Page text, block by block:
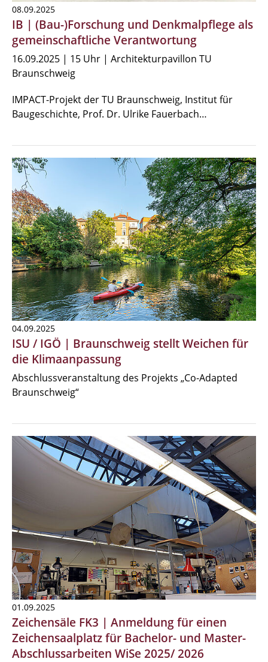
08.09.2025
IB | (Bau-)Forschung und Denkmalpflege als
gemeinschaftliche Verantwortung
16.09.2025 | 15 Uhr | Architekturpavillon TU
Braunschweig
IMPACT-Projekt der TU Braunschweig, Institut für
Baugeschichte, Prof. Dr. Ulrike Fauerbach…
04.09.2025
ISU / IGÖ | Braunschweig stellt Weichen für
die Klimaanpassung
Abschlussveranstaltung des Projekts „Co-Adapted
Braunschweig“
01.09.2025
Zeichensäle FK3 | Anmeldung für einen
Zeichensaalplatz für Bachelor- und Master-
Abschlussarbeiten WiSe 2025/ 2026